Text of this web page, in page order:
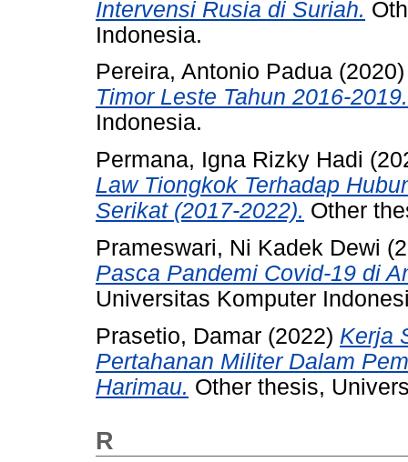
Intervensi Rusia di Suriah.
Indonesia.
Pereira, Antonio Padua
Timor Leste Tahun 2016-2019.
Indonesia.
Permana, Igna Rizky Hadi
Law Tiongkok Terhadap
Serikat (2017-2022). Other
Prameswari, Ni Kadek Dewi
Pasca Pandemi Covid-19 di
Universitas Komputer
Prasetio, Damar (2022) Kerja
Pertahanan Militer Dalam
Harimau. Other thesis,
R